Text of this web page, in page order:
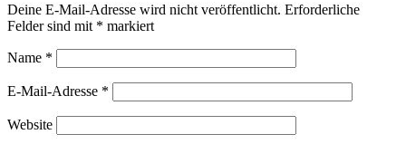
Deine E-Mail-Adresse wird nicht veröffentlicht. Erforderliche
Felder sind mit * markiert
Name *
E-Mail-Adresse *
Website